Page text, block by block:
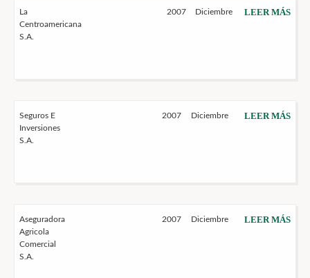
La
Centroamericana
S.A.
2007 Diciembre LEER MÁS
Seguros E
Inversiones
S.A.
2007 Diciembre LEER MÁS
Aseguradora
Agricola
Comercial
S.A.
2007 Diciembre LEER MÁS